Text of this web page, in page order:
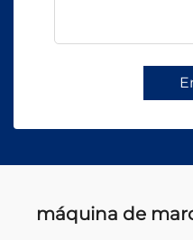
máquina de